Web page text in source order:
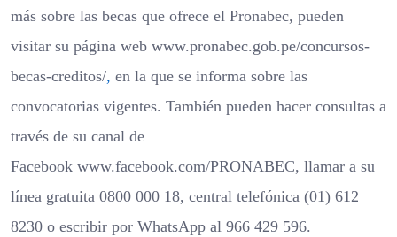
más sobre las becas que ofrece el Pronabec, pueden
visitar su página web www.pronabec.gob.pe/concursos-
becas-creditos/, en la que se informa sobre las
convocatorias vigentes. También pueden hacer consultas a
través de su canal de
Facebook www.facebook.com/PRONABEC, llamar a su
línea gratuita 0800 000 18, central telefónica (01) 612
8230 o escribir por WhatsApp al 966 429 596.